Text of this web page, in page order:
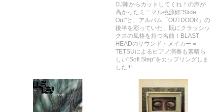
DJ陣からカットしてくれ！の声が
高かったミニマル桃源郷"Slide
Out"と、アルバム「OUTDOOR」の
後半を彩っていた、既にクラッシッ
クスの風格を持つ名曲！BLAST
HEADのサウンド・メイカー＝
TETSUによるピアノ演奏も素晴ら
しい"Soft Step"をカップリングしま
した!!!